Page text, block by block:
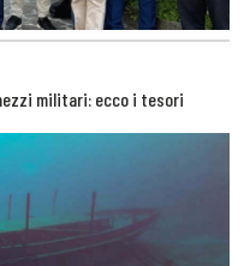
militari: ecco i tesori